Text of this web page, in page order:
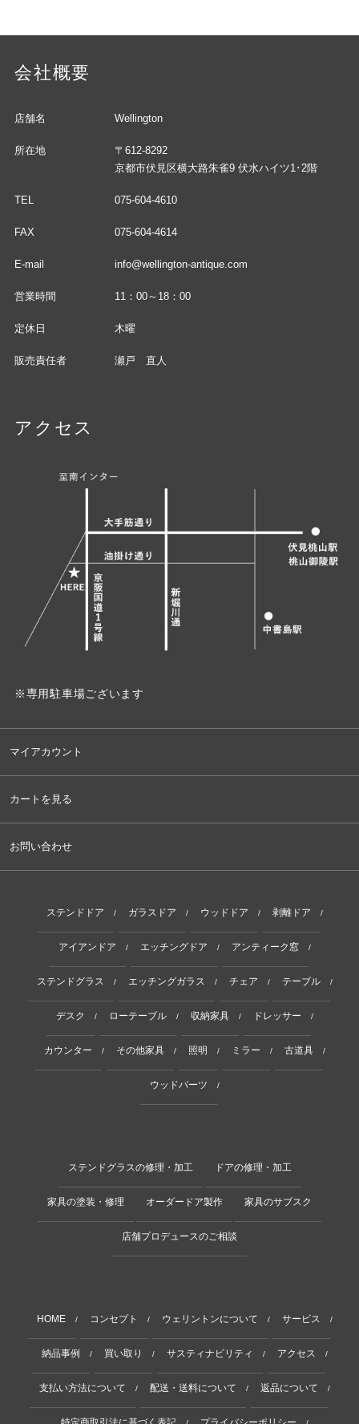
会社概要
店舗名 Wellington
所在地
〒612-8292
京都市伏見区横大路朱雀9 伏水ハイツ1･2階
TEL 075-604-4610
FAX 075-604-4614
E-mail info@wellington-antique.com
営業時間 11：00～18：00
定休日 木曜
販売責任者 瀬戸 直人
アクセス
※専用駐車場ございます
マイアカウント
カートを見る
お問い合わせ
ステンドドア / ガラスドア / ウッドドア / 剥離ドア /
アイアンドア / エッチングドア / アンティーク窓 /
ステンドグラス / エッチングガラス / チェア / テーブル /
デスク / ローテーブル / 収納家具 / ドレッサー /
カウンター / その他家具 / 照明 / ミラー / 古道具 /
ウッドパーツ /
ステンドグラスの修理・加工 ドアの修理・加工
家具の塗装・修理 オーダードア製作 家具のサブスク
店舗プロデュースのご相談
HOME / コンセプト / ウェリントンについて / サービス /
納品事例 / 買い取り / サスティナビリティ / アクセス /
支払い方法について / 配送・送料について / 返品について /